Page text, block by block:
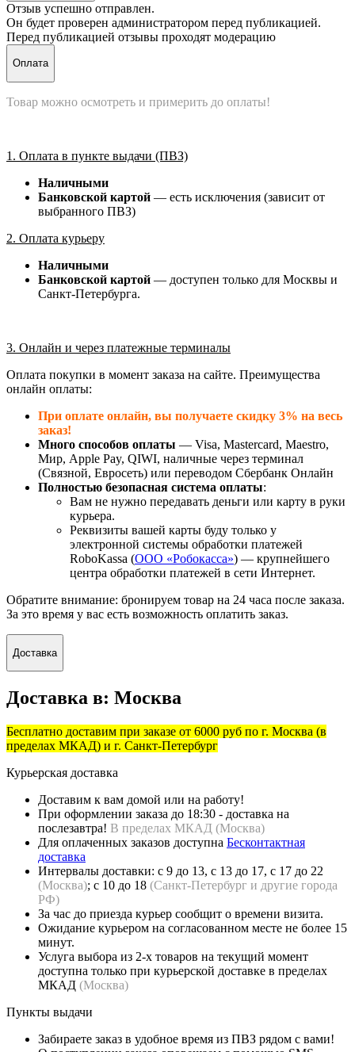
Отзыв успешно отправлен.
Он будет проверен администратором перед публикацией.
Перед публикацией отзывы проходят модерацию
Оплата
Товар можно осмотреть и примерить до оплаты!
1. Оплата в пункте выдачи (ПВЗ)
Наличными
Банковской картой — есть исключения (зависит от
выбранного ПВЗ)
2. Оплата курьеру
Наличными
Банковской картой — доступен только для Москвы и
Санкт-Петербурга.
3. Онлайн и через платежные терминалы
Оплата покупки в момент заказа на сайте. Преимущества
онлайн оплаты:
При оплате онлайн, вы получаете скидку 3% на весь
заказ!
Много способов оплаты — Visa, Mastercard, Maestro,
Мир, Apple Pay, QIWI, наличные через терминал
(Связной, Евросеть) или переводом Сбербанк Онлайн
Полностью безопасная система оплаты:
Вам не нужно передавать деньги или карту в руки
курьера.
Реквизиты вашей карты буду только у
электронной системы обработки платежей
RoboKassa (ООО «Робокасса») — крупнейшего
центра обработки платежей в сети Интернет.
Обратите внимание: бронируем товар на 24 часа после заказа.
За это время у вас есть возможность оплатить заказ.
Доставка
Доставка в: Москва
Бесплатно доставим при заказе от 6000 руб по г. Москва (в
пределах МКАД) и г. Санкт-Петербург
Курьерская доставка
Доставим к вам домой или на работу!
При оформлении заказа до 18:30 - доставка на
послезавтра! В пределах МКАД (Москва)
Для оплаченных заказов доступна Бесконтактная
доставка
Интервалы доставки: с 9 до 13, с 13 до 17, с 17 до 22
(Москва); с 10 до 18 (Санкт-Петербург и другие города
РФ)
За час до приезда курьер сообщит о времени визита.
Ожидание курьером на согласованном месте не более 15
минут.
Услуга выбора из 2-х товаров на текущий момент
доступна только при курьерской доставке в пределах
МКАД (Москва)
Пункты выдачи
Забираете заказ в удобное время из ПВЗ рядом с вами!